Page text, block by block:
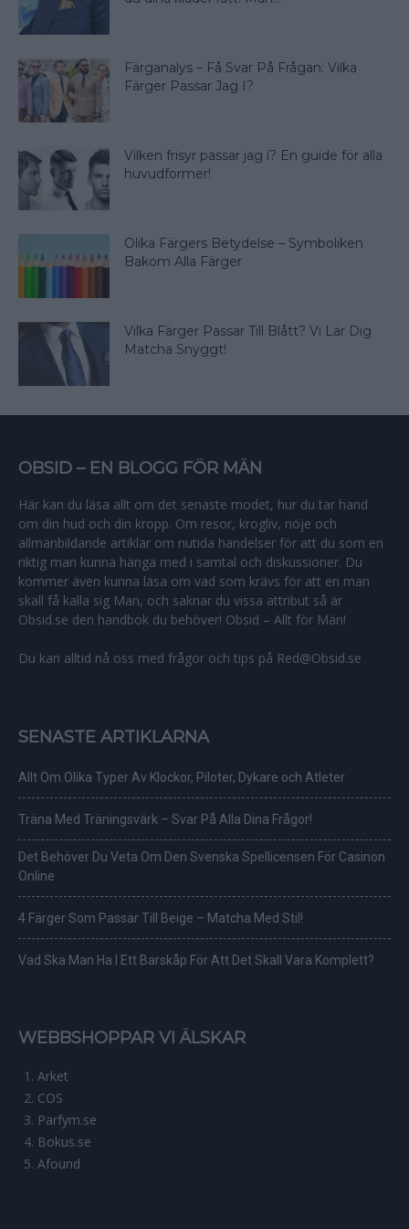
Färganalys – Få Svar På Frågan: Vilka
Färger Passar Jag I?
Vilken frisyr passar jag i? En guide för alla
huvudformer!
Olika Färgers Betydelse – Symboliken
Bakom Alla Färger
Vilka Färger Passar Till Blått? Vi Lär Dig
Matcha Snyggt!
OBSID – EN BLOGG FÖR MÄN
Här kan du läsa allt om det senaste modet, hur du tar hand
om din hud och din kropp. Om resor, krogliv, nöje och
allmänbildande artiklar om nutida händelser för att du som en
riktig man kunna hänga med i samtal och diskussioner. Du
kommer även kunna läsa om vad som krävs för att en man
skall få kalla sig Man, och saknar du vissa attribut så är
Obsid.se den handbok du behöver! Obsid – Allt för Män!
Du kan alltid nå oss med frågor och tips på Red@Obsid.se
SENASTE ARTIKLARNA
Allt Om Olika Typer Av Klockor, Piloter, Dykare och Atleter
Träna Med Träningsvärk – Svar På Alla Dina Frågor!
Det Behöver Du Veta Om Den Svenska Spellicensen För Casinon
Online
4 Färger Som Passar Till Beige – Matcha Med Stil!
Vad Ska Man Ha I Ett Barskåp För Att Det Skall Vara Komplett?
WEBBSHOPPAR VI ÄLSKAR
Arket
COS
Parfym.se
Bokus.se
Afound